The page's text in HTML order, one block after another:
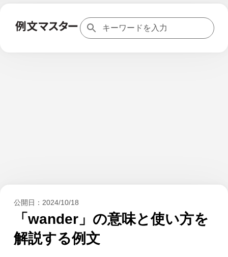
公開日： 2024/10/18
「wander」の意味と使い方を
解説する例文